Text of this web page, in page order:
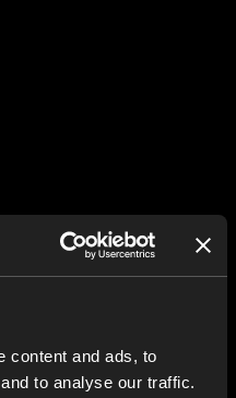
content and ads, to
to analyse our traffic.